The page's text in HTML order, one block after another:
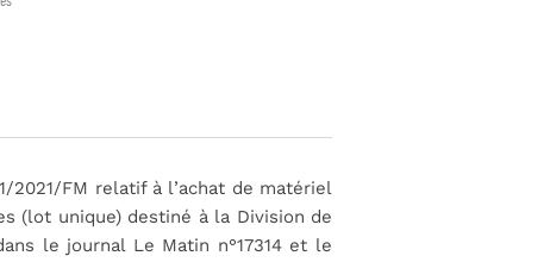
2021/FM relatif à l’achat de matériel
(lot unique) destiné à la Division de
le journal Le Matin n°17314 et le